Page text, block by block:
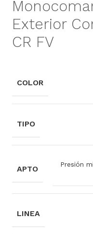
Exterior
CR FV
COLOR
TIPO
APTO
Presión
LINEA